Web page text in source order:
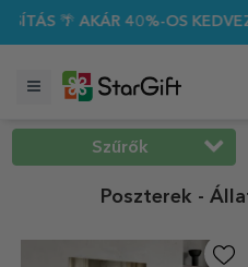
KEDVEZMÉNY TÖBB MINT
Szűrők
Poszterek -